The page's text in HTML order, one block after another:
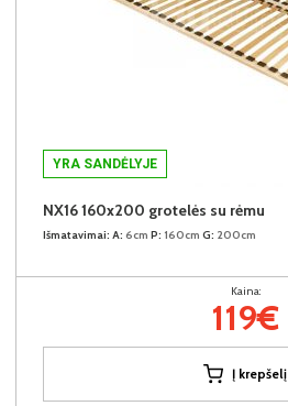
YRA SANDĖLYJE
NX16 160x200 grotelės su rėmu
Išmatavimai: A: 6cm P: 160cm G: 200cm
Kaina:
119€
Į krepšelį